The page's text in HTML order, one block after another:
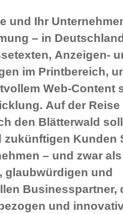
und Ihr
– in
Anzeigen-
im Printbereich,
Web-Content
Auf der
den Blätterwald
zukünftigen Kunden
– und zwar als
glaubwürdigen und
Businesspartner,
und